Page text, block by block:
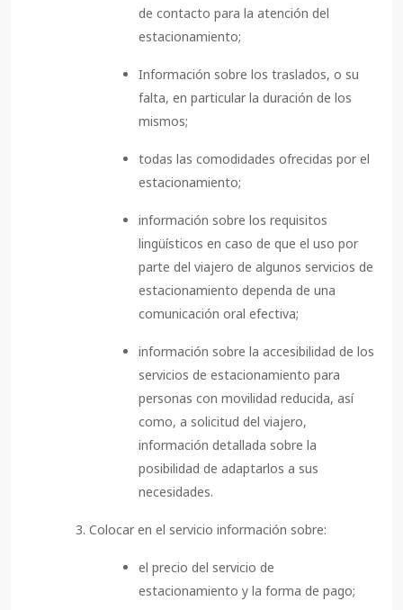
de contacto para la atención del
estacionamiento;
Información sobre los traslados, o su
falta, en particular la duración de los
mismos;
todas las comodidades ofrecidas por el
estacionamiento;
información sobre los requisitos
lingüísticos en caso de que el uso por
parte del viajero de algunos servicios de
estacionamiento dependa de una
comunicación oral efectiva;
información sobre la accesibilidad de los
servicios de estacionamiento para
personas con movilidad reducida, así
como, a solicitud del viajero,
información detallada sobre la
posibilidad de adaptarlos a sus
necesidades.
Colocar en el servicio información sobre:
el precio del servicio de
estacionamiento y la forma de pago;